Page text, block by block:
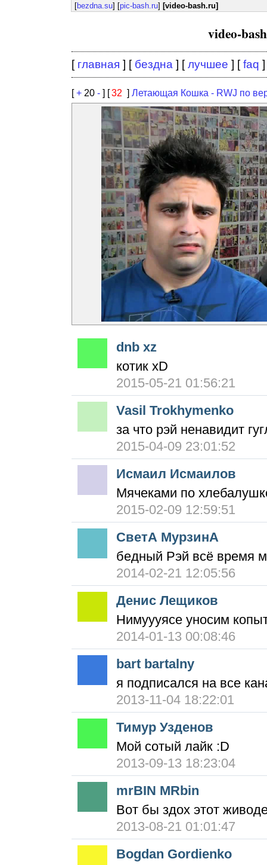
[bezdna.su] [pic-bash.ru] [video-bash.ru]
video-
[ главная ] [ бездна ] [лучшее ] [faq ]
[+ 20 - ] [32 ] Летающая Кошка - RWJ по
dnb xz
котик xD
2015-05-21 01:56:21
Vasil Trokhymenko
за что рэй ненавидит
2015-04-09 23:01:52
Исмаил Исмаилов
Мячеками по
2015-02-09 12:59:51
СветА МурзинА
бедный Рэй всё время
2014-02-21 12:05:56
Денис Лещиков
Нимуууясе уносим
2014-01-13 00:08:46
bart bartalny
я подписался на все
2013-11-04 18:22:01
Тимур Узденов
Мой сотый лайк :D
2013-09-13 18:23:04
mrBIN MRbin
Вот бы здох этот
2013-08-21 01:01:47
Bogdan Gordienko